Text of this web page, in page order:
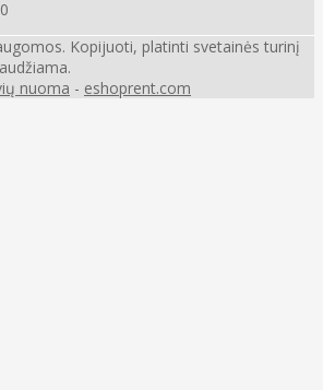
Kopijuoti, platinti svetainės turinį
nuoma - eshoprent.com